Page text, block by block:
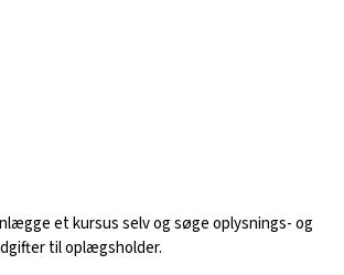
et kursus selv og søge oplysnings- og
til oplægsholder.